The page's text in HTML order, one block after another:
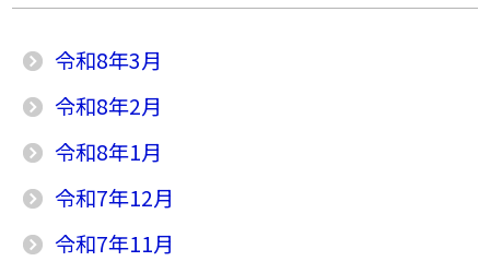
令和8年3月
令和8年2月
令和8年1月
令和7年12月
令和7年11月